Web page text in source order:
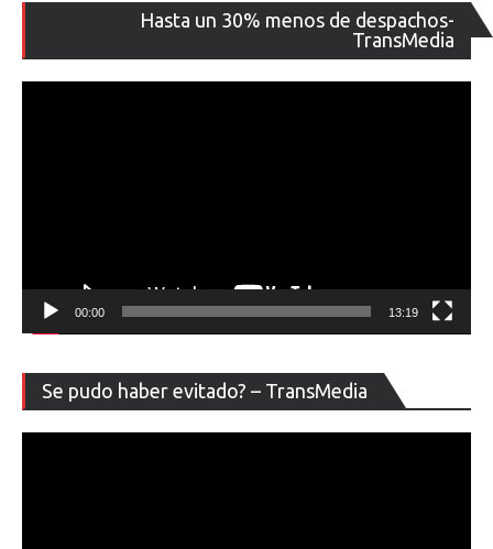
Hasta un 30% menos de despachos-
TransMedia
de
00:00 13:19
Se pudo haber evitado? – TransMedia
de